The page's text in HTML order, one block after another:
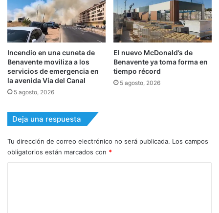
Incendio en una cuneta de
Benavente moviliza a los
servicios de emergencia en
la avenida Vía del Canal
5 agosto, 2026
El nuevo McDonald’s de
Benavente ya toma forma en
tiempo récord
5 agosto, 2026
Deja una respuesta
Tu dirección de correo electrónico no será publicada. Los campos
obligatorios están marcados con *